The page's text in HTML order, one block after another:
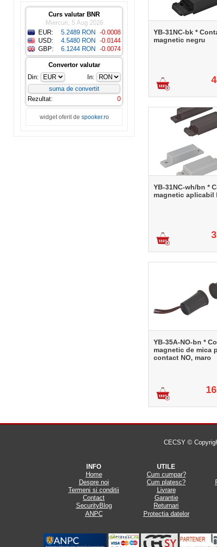
YB-31NC-bk *
magnetic negru
4
YB-31NC-wh/bn *
magnetic aplicabil
3
YB-35A-NO-bn *
magnetic de mica
contact NO, maro
16
Curs valutar BNR
Miercuri, 5 Aug 2026
EUR:
5.2489 RON
-0.0008
USD:
4.5480 RON
-0.0144
GBP:
6.1244 RON -0.0074
Convertor valutar
Din:
In:
Rezultat: 0
widget oferit de spooker.ro
CECSY ©
INFO
UTILE
Home
Cum cumpar?
Despre noi
Cum platesc?
Termeni si conditii
Livrare
Contact
Garantie
SecurityBlog
Returnari
ANPC
Protectia datelor